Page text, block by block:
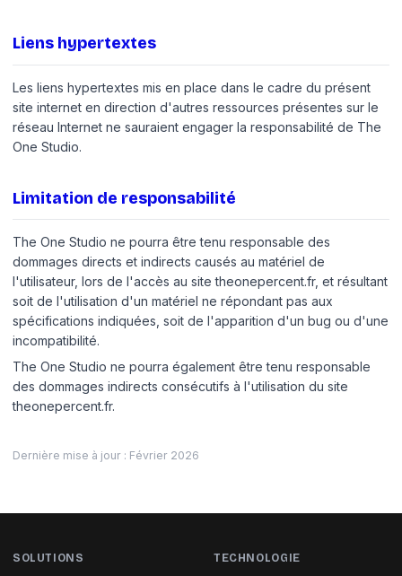
Liens hypertextes
Les liens hypertextes mis en place dans le cadre du présent
site internet en direction d'autres ressources présentes sur le
réseau Internet ne sauraient engager la responsabilité de The
One Studio.
Limitation de responsabilité
The One Studio ne pourra être tenu responsable des
dommages directs et indirects causés au matériel de
l'utilisateur, lors de l'accès au site theonepercent.fr, et résultant
soit de l'utilisation d'un matériel ne répondant pas aux
spécifications indiquées, soit de l'apparition d'un bug ou d'une
incompatibilité.
The One Studio ne pourra également être tenu responsable
des dommages indirects consécutifs à l'utilisation du site
theonepercent.fr.
Dernière mise à jour : Février 2026
SOLUTIONS TECHNOLOGIE